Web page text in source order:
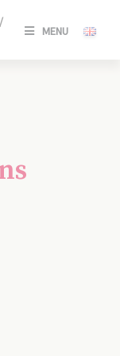
MENU